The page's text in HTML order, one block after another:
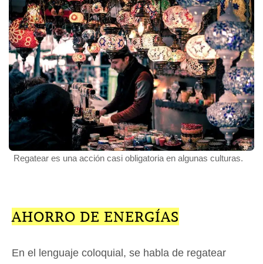
Regatear es una acción casi obligatoria en algunas culturas.
AHORRO DE ENERGÍAS
En el lenguaje coloquial, se habla de regatear